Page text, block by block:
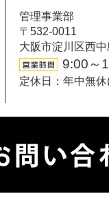
管理事業部
〒532-0011
大阪市淀川区西
9:00～
定休日：年中無休